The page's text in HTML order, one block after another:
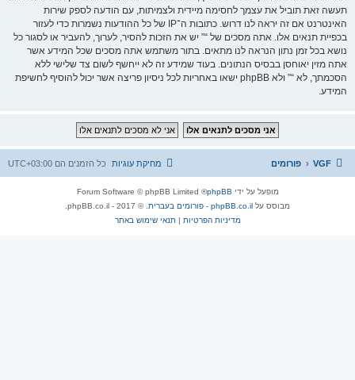
תעשה זאת תוביל את עצמך לחסימה מיידית ולצמיתות, עם הודעה לספק שירות
האינטרנט אם זה יראה לנו דרוש. כתובות ה־IP של כל ההודעות נשמרות כדי לעזור
בכפיית תנאים אלו. אתה מסכים של “” יש את הזכות להסיר, לערוך, להעביר או לסגור כל
נושא בכל זמן נתון הנראה לנו מתאים. בתור משתמש אתה מסכים שכל המידע אשר
אתה מזין יאוחסן בבסיס הנתונים. בעוד שמידע זה לא ייחשף לשום צד שלישי ללא
הסכמתך, לא “” ולא phpBB ישאו באחריות לכל ניסיון פריצה אשר יכול להוסיף לחשיפת
המידע.
VGF פורומים כל הזמנים הם UTC+03:00 מחיקת עוגיות
מופעל על ידי phpBB
® Forum Software © phpBB Limited
מבוסס על phpBB.co.il - פורומים בעברית
. © 2017 - phpBB.co.il.
מדיניות הפרטיות |תנאי שימוש באתר